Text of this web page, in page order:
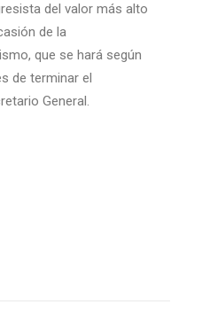
del valor más alto
de la
que se hará según
de terminar el
General.